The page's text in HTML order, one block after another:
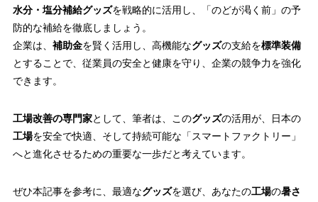
水分・塩分補給グッズを戦略的に活用し、「のどが渇く前」の予
防的な補給を徹底しましょう。
企業は、 補助金を賢く活用し、高機能なグッズの支給を標準装備
とすることで、従業員の安全と健康を守り、企業の競争力を強化
できます。
工場改善の専門家として、筆者は、このグッズの活用が、日本の
工場を安全で快適、そして持続可能な「スマートファクトリー」
へと進化させるための重要な一歩だと考えています。
ぜひ本記事を参考に、最適なグッズを選び、あなたの工場の暑さ